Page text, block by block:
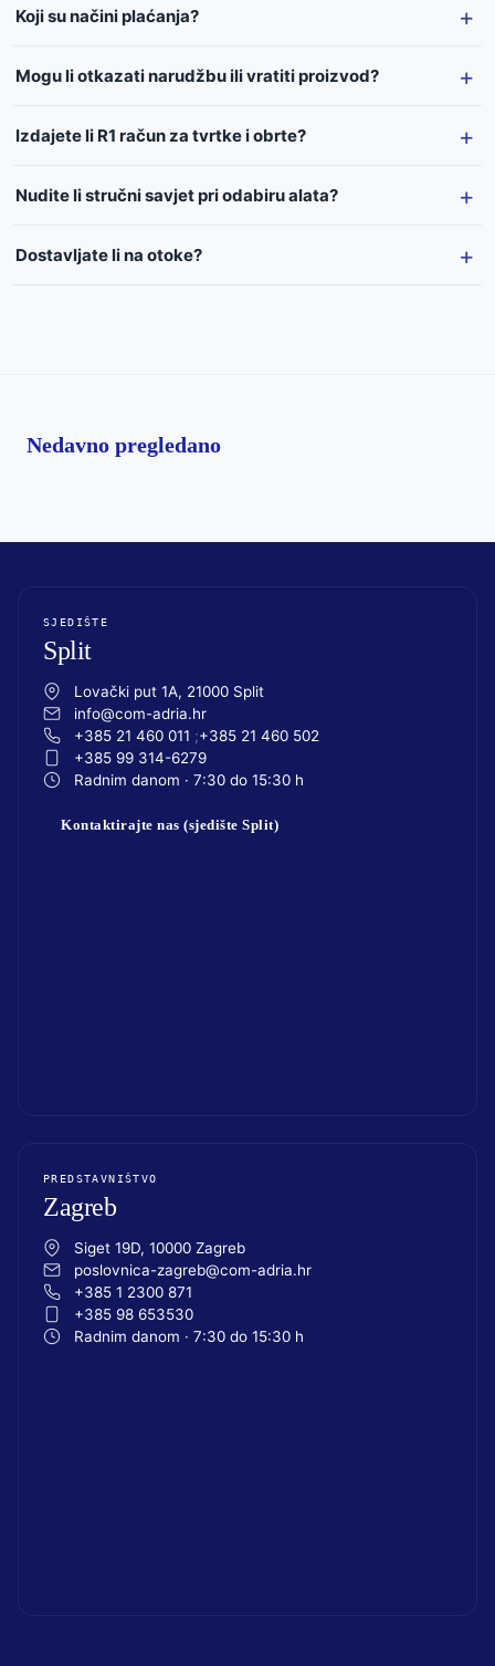
Koji su načini plaćanja?
Mogu li otkazati narudžbu ili vratiti proizvod?
Izdajete li R1 račun za tvrtke i obrte?
Nudite li stručni savjet pri odabiru alata?
Dostavljate li na otoke?
Nedavno pregledano
SJEDIŠTE
Split
Lovački put 1A, 21000 Split
info@com-adria.hr
+385 21 460 011
+385 21 460 502
+385 99 314-6279
Radnim danom · 7:30 do 15:30 h
Kontaktirajte nas (sjedište Split)
PREDSTAVNIŠTVO
Zagreb
Siget 19D, 10000 Zagreb
poslovnica-zagreb@com-adria.hr
+385 1 2300 871
+385 98 653530
Radnim danom · 7:30 do 15:30 h